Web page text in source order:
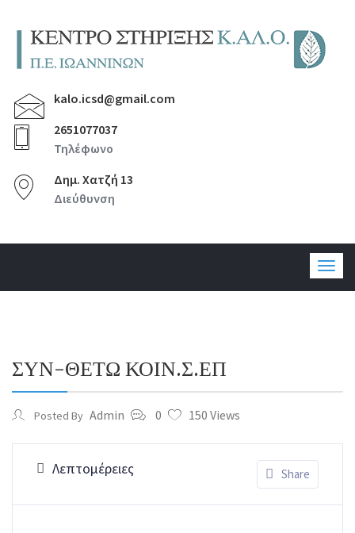
kalo.icsd@gmail.com
2651077037
Τηλέφωνο
Δημ. Χατζή 13
Διεύθυνση
ΣΥΝ-ΘΕΤΩ ΚΟΙΝ.Σ.ΕΠ
Posted By Admin 0 150 Views
Λεπτομέρειες Share